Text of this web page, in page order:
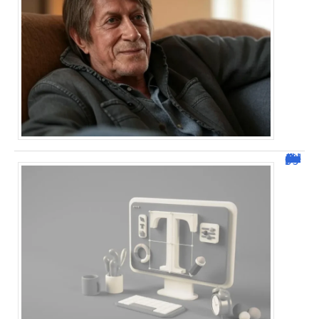
Dafont Police : guide complet pour télécharger !